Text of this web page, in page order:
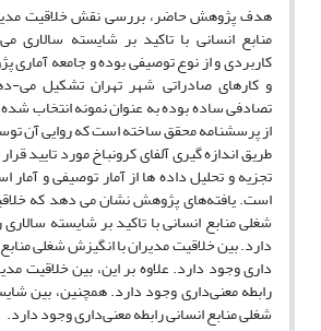
هدف پژوهش حاضر، بررسی نقش خلاقیت
منابع انسانی با تاکید بر شایسته سالاری
کاربردی و از نوع توصیفی بوده و جامعه
تصادفی ساده بوده به عنوان نمونه انتخاب
از پرسشنامه محقق ساخته است که روایی آن
طریق اندازه گیری آلفای کرونباخ مورد تایید
تجزیه و تحلیل داده ها از آمار توصیفی و آمار
است. یافته‌های پژوهش نشان می دهد که
شغلی منابع انسانی با تاکید بر شایسته
دارد. بین خلاقیت مدیران با انگیزش شغلی
داری وجود دارد. علاوه بر این، بین خلاقیت
رابطه معنی‌داری وجود دارد. همچنین، بین
شغلی منابع انسانی رابطه معنی‌داری وجود دارد.